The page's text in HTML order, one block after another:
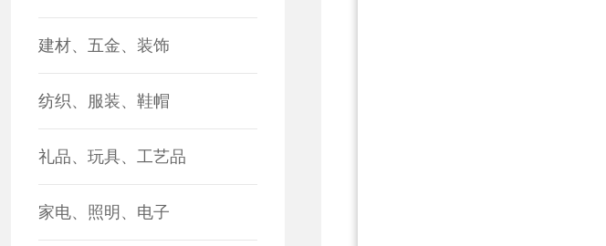
建材、五金、装饰
纺织、服装、鞋帽
礼品、玩具、工艺品
家电、照明、电子